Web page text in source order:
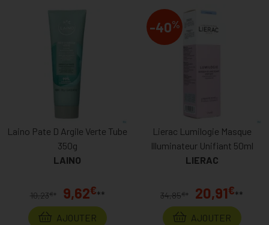
Laino Pate D Argile Verte Tube
350g
LAINO
10,23€ * 9,62€**
AJOUTER
-40%
Lierac Lumilogie Masque
Illuminateur Unifiant 50ml
LIERAC
34,85€* 20,91€**
AJOUTER